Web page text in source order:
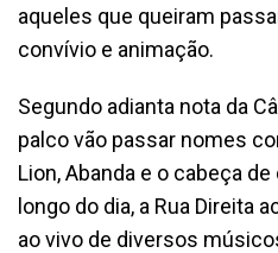
aqueles que queiram
convívio e animação.
Segundo adianta nota da
palco vão passar nomes
Lion, Abanda e o cabeça
longo do dia, a Rua Direita
ao vivo de diversos